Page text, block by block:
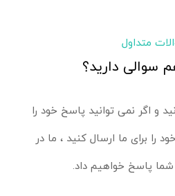
متداول
سوالی دارید؟
و اگر نمی توانید پاسخ خود را
را برای ما ارسال کنید ، ما در
پاسخ خواهیم داد.